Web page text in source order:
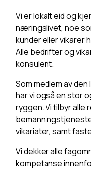
Vi er lokalt eid og
næringslivet, noe
kunder eller vikarer
Alle bedrifter og
konsulent.
Som medlem av
har vi også en stor
ryggen. Vi tilbyr alle
vikariater, samt
Vi dekker alle
kompetanse